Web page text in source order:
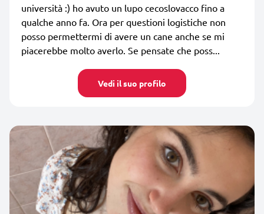
università :) ho avuto un lupo cecoslovacco fino a
qualche anno fa. Ora per questioni logistiche non
posso permettermi di avere un cane anche se mi
piacerebbe molto averlo. Se pensate che poss...
Vedi il suo profilo